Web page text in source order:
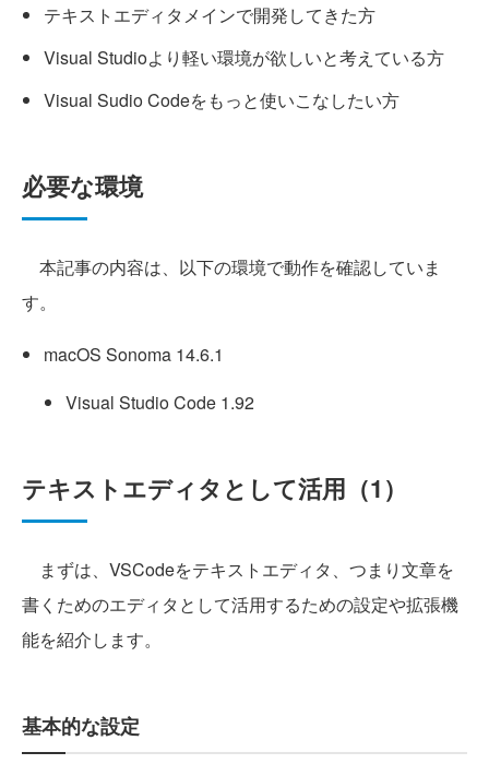
テキストエディタメインで開発してきた方
Visual Studioより軽い環境が欲しいと考えている方
Visual Sudio Codeをもっと使いこなしたい方
必要な環境
本記事の内容は、以下の環境で動作を確認していま
す。
macOS Sonoma 14.6.1
Visual Studio Code 1.92
テキストエディタとして活用（1）
まずは、VSCodeをテキストエディタ、つまり文章を
書くためのエディタとして活用するための設定や拡張機
能を紹介します。
基本的な設定